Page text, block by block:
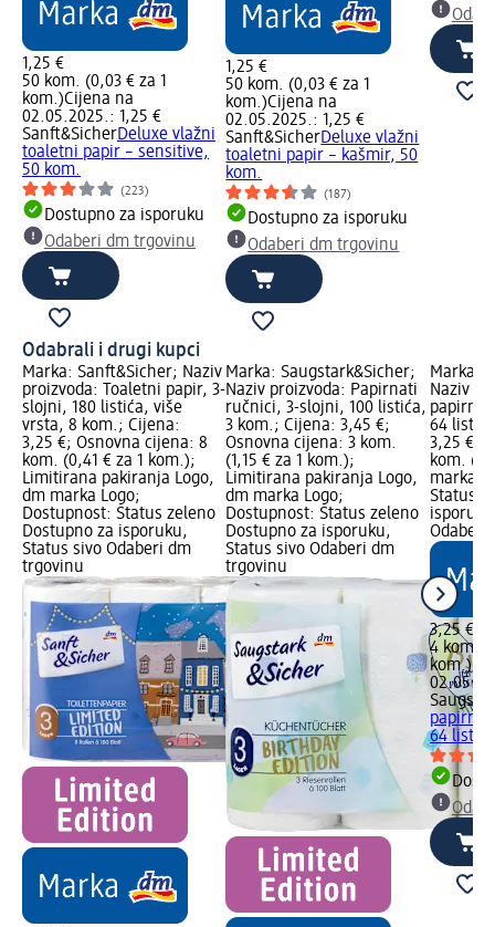
1,25 €
50 kom. (0,03 € za 1
kom.)Cijena na
02.05.2025.: 1,25 €
Sanft&SicherDeluxe vlažni
toaletni papir – sensitive,
50 kom.
(223)
Dostupno za isporuku
Odaberi dm trgovinu
1,25 €
50 kom. (0,03 € za 1
kom.)Cijena na
02.05.2025.: 1,25 €
Sanft&SicherDeluxe vlažni
toaletni papir – kašmir, 50
kom.
(187)
Dostupno za isporuku
Odaberi dm trgovinu
Odabrali i drugi kupci
Marka: Sanft&Sicher; Naziv
proizvoda: Toaletni papir, 3-
slojni, 180 listića, više
vrsta, 8 kom.; Cijena:
3,25 €; Osnovna cijena: 8
kom. (0,41 € za 1 kom.);
Limitirana pakiranja Logo,
dm marka Logo;
Dostupnost: Status zeleno
Dostupno za isporuku,
Status sivo Odaberi dm
trgovinu
Marka: Saugstark&Sicher;
Naziv proizvoda: Papirnati
ručnici, 3-slojni, 100 listića,
3 kom.; Cijena: 3,45 €;
Osnovna cijena: 3 kom.
(1,15 € za 1 kom.);
Limitirana pakiranja Logo,
dm marka Logo;
Dostupnost: Status zeleno
Dostupno za isporuku,
Status sivo Odaberi dm
trgovinu
Marka:
Naziv
64
3,25 €;
kom.
marka
Status
Odaberi
3,25 €
4 kom.
kom.)
64